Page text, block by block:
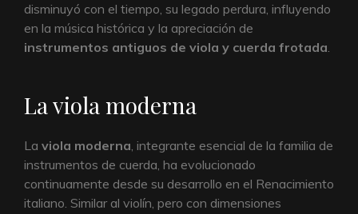
disminuyó con el tiempo, su legado perdura, influyendo
en la música histórica y la apreciación de
instrumentos antiguos de viola y cuerda frotada.
La viola moderna
La viola moderna, integrante esencial de la familia de
instrumentos de cuerda, ha evolucionado
continuamente desde su desarrollo en el Renacimiento
italiano. Similar al violín, pero con dimensiones